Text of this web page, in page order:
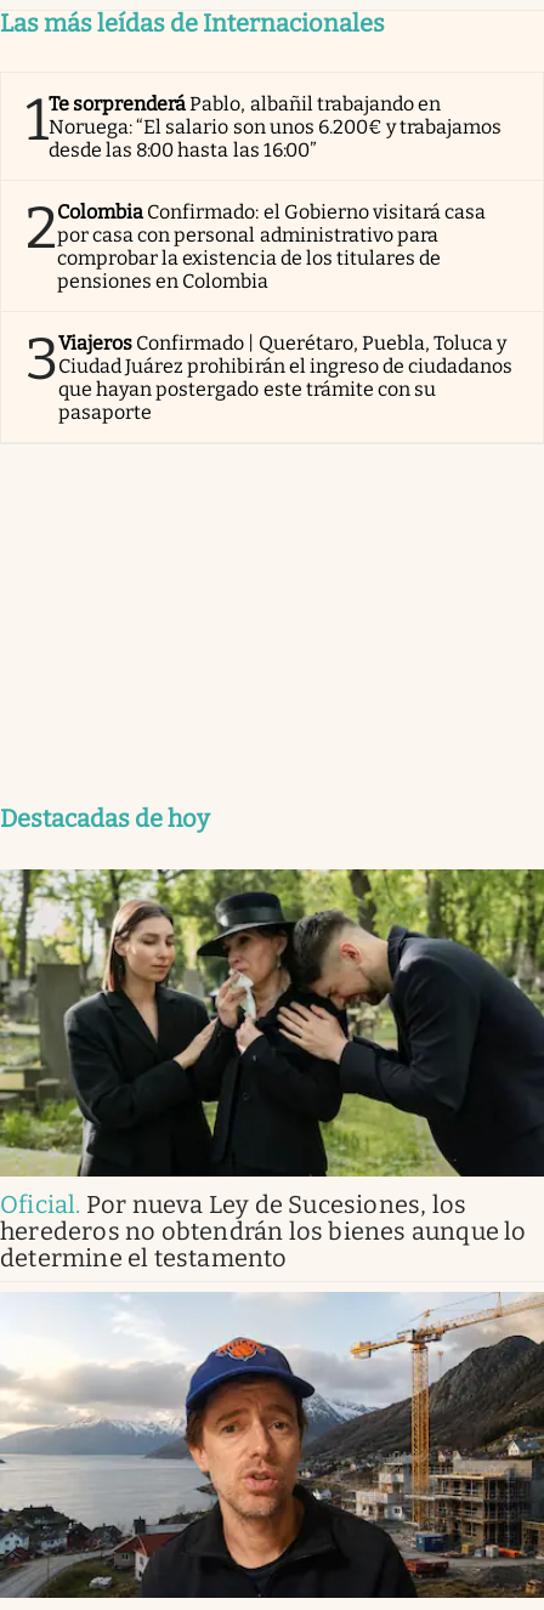
Las más leídas de Internacionales
1Te sorprenderáPablo, albañil trabajando en
Noruega: “El salario son unos 6.200€ y trabajamos
desde las 8:00 hasta las 16:00”
2Colombia Confirmado: el Gobierno visitará casa
por casa con personal administrativo para
comprobar la existencia de los titulares de
pensiones en Colombia
3Viajeros Confirmado | Querétaro, Puebla, Toluca y
Ciudad Juárez prohibirán el ingreso de ciudadanos
que hayan postergado este trámite con su
pasaporte
Destacadas de hoy
Oficial. Por nueva Ley de Sucesiones, los
herederos no obtendrán los bienes aunque lo
determine el testamento